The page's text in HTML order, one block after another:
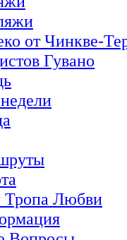
от Чинкве-
Гувано
Тропа Любви